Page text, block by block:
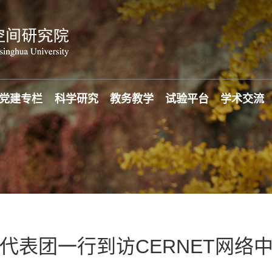
建专栏 科学研究 教务教学 试验平台 学术交流
表团一行到访CERNET网络